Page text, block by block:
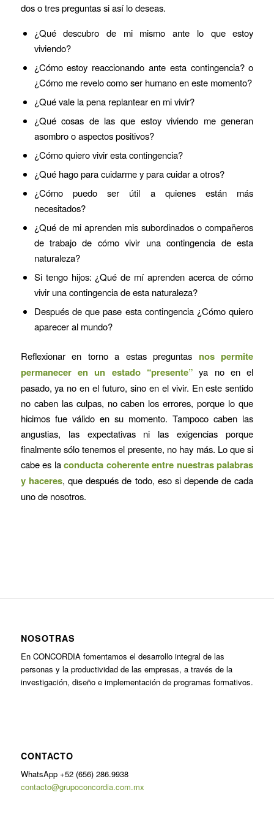
dos o tres preguntas si así lo deseas.
¿Qué descubro de mi mismo ante lo que estoy
viviendo?
¿Cómo estoy reaccionando ante esta contingencia? o
¿Cómo me revelo como ser humano en este momento?
¿Qué vale la pena replantear en mi vivir?
¿Qué cosas de las que estoy viviendo me generan
asombro o aspectos positivos?
¿Cómo quiero vivir esta contingencia?
¿Qué hago para cuidarme y para cuidar a otros?
¿Cómo puedo ser útil a quienes están más
necesitados?
¿Qué de mi aprenden mis subordinados o compañeros
de trabajo de cómo vivir una contingencia de esta
naturaleza?
Si tengo hijos: ¿Qué de mí aprenden acerca de cómo
vivir una contingencia de esta naturaleza?
Después de que pase esta contingencia ¿Cómo quiero
aparecer al mundo?
Reflexionar en torno a estas preguntas nos permite
permanecer en un estado “presente” ya no en el
pasado, ya no en el futuro, sino en el vivir. En este sentido
no caben las culpas, no caben los errores, porque lo que
hicimos fue válido en su momento. Tampoco caben las
angustias, las expectativas ni las exigencias porque
finalmente sólo tenemos el presente, no hay más. Lo que si
cabe es laconducta coherente entre nuestras palabras
y haceres, que después de todo, eso si depende de cada
uno de nosotros.
NOSOTRAS
En CONCORDIA fomentamos el desarrollo integral de las
personas y la productividad de las empresas, a través de la
investigación, diseño e implementación de programas formativos.
CONTACTO
WhatsApp +52 (656) 286.9938
contacto@grupoconcordia.com.mx